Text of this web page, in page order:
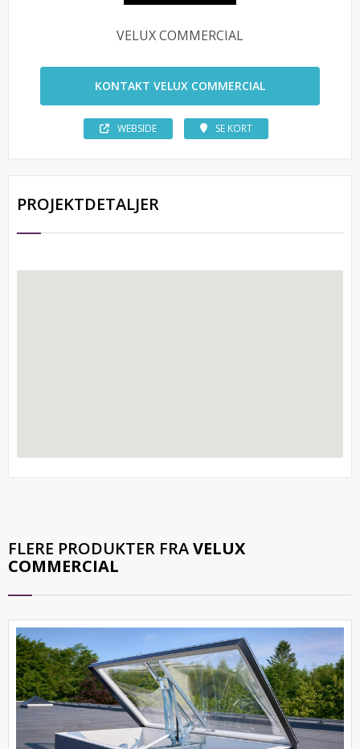
VELUX COMMERCIAL
KONTAKT VELUX COMMERCIAL
WEBSIDE SE KORT
PROJEKTDETALJER
FLERE PRODUKTER FRAVELUX
COMMERCIAL